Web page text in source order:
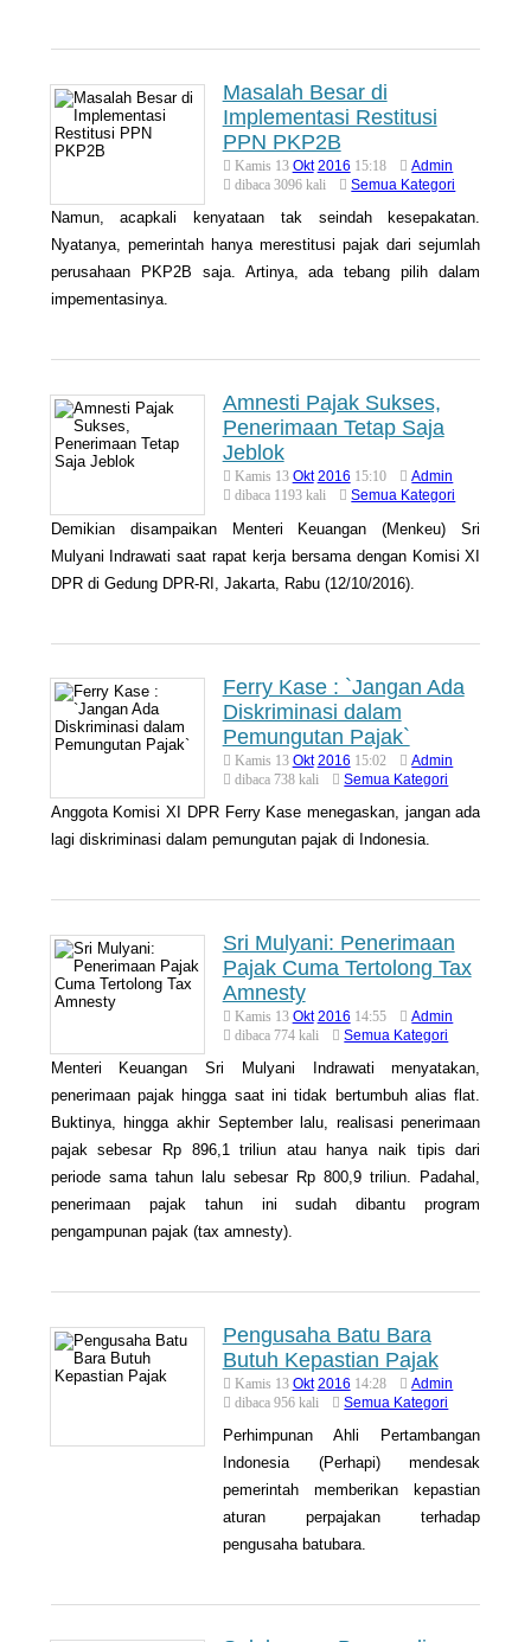
Masalah Besar di
Implementasi Restitusi
PPN PKP2B
Kamis 13 Okt 2016 15:18
Admin
dibaca 3096 kali
Semua Kategori
Namun, acapkali kenyataan tak seindah kesepakatan.
Nyatanya, pemerintah hanya merestitusi pajak dari sejumlah
perusahaan PKP2B saja. Artinya, ada tebang pilih dalam
impementasinya.
Amnesti Pajak Sukses,
Penerimaan Tetap Saja
Jeblok
Kamis 13 Okt 2016 15:10
Admin
dibaca 1193 kali
Semua Kategori
Demikian disampaikan Menteri Keuangan (Menkeu) Sri
Mulyani Indrawati saat rapat kerja bersama dengan Komisi XI
DPR di Gedung DPR-RI, Jakarta, Rabu (12/10/2016).
Ferry Kase : `Jangan Ada
Diskriminasi dalam
Pemungutan Pajak`
Kamis 13 Okt 2016 15:02
Admin
dibaca 738 kali
Semua Kategori
Anggota Komisi XI DPR Ferry Kase menegaskan, jangan ada
lagi diskriminasi dalam pemungutan pajak di Indonesia.
Sri Mulyani: Penerimaan
Pajak Cuma Tertolong Tax
Amnesty
Kamis 13 Okt 2016 14:55
Admin
dibaca 774 kali
Semua Kategori
Menteri Keuangan Sri Mulyani Indrawati menyatakan,
penerimaan pajak hingga saat ini tidak bertumbuh alias flat.
Buktinya, hingga akhir September lalu, realisasi penerimaan
pajak sebesar Rp 896,1 triliun atau hanya naik tipis dari
periode sama tahun lalu sebesar Rp 800,9 triliun. Padahal,
penerimaan pajak tahun ini sudah dibantu program
pengampunan pajak (tax amnesty).
Pengusaha Batu Bara
Butuh Kepastian Pajak
Kamis 13 Okt 2016 14:28
Admin
dibaca 956 kali
Semua Kategori
Perhimpunan Ahli Pertambangan
Indonesia (Perhapi) mendesak
pemerintah memberikan kepastian
aturan perpajakan terhadap
pengusaha batubara.